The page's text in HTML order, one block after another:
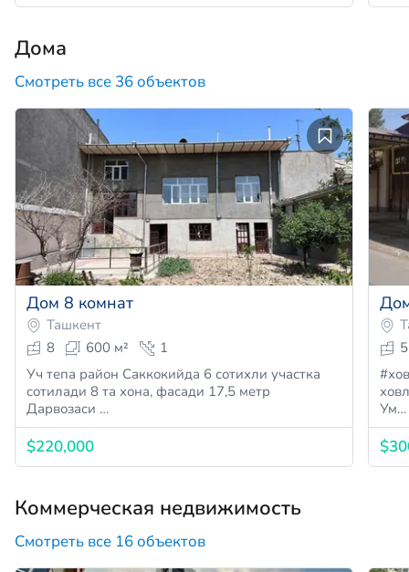
Дома
Смотреть все 36 объектов
Дом 8 комнат
Ташкент
8
600 м²
1
Уч тепа район Саккокийда 6 сотихли участка
сотилади 8 та хона, фасади 17,5 метр
Дарвозаси …
$220,000
5
Ум…
Коммерческая недвижимость
Смотреть все 16 объектов